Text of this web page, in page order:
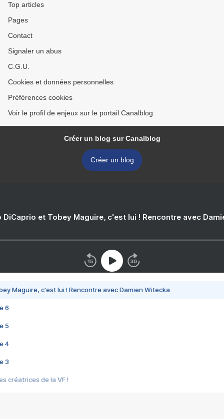
Top articles
Pages
Contact
Signaler un abus
C.G.U.
Cookies et données personnelles
Préférences cookies
Voir le profil de enjeux sur le portail Canalblog
Créer un blog sur Canalblog
Créer un blog
DiCaprio et Tobey Maguire, c'est lui ! Rencontre avec
Maguire, c'est lui ! Rencontre avec Damien Witecka
6
5
4
3
créatrices de la VF !